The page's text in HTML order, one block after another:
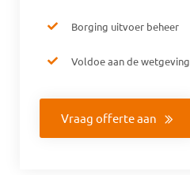
Borging uitvoer beheer
Voldoe aan de wetgeving
Vraag offerte aan